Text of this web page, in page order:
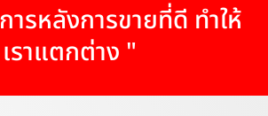
ารหลังการขายที่ดี ทำให้
เราแตกต่าง "